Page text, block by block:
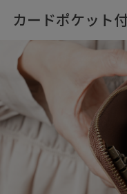
カードポケット